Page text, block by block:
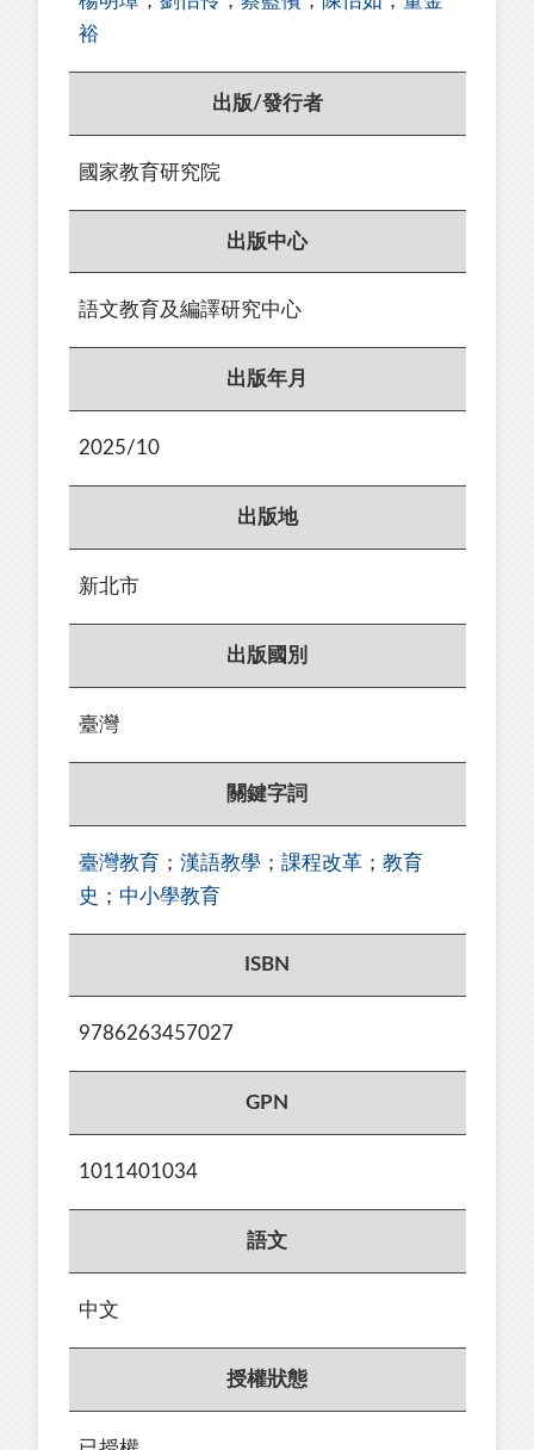
裕
出版/發行者
國家教育研究院
出版中心
語文教育及編譯研究中心
出版年月
2025/10
出版地
新北市
出版國別
臺灣
關鍵字詞
臺灣教育 ； 漢語教學 ； 課程改革 ； 教育
史 ； 中小學教育
ISBN
9786263457027
GPN
1011401034
語文
中文
授權狀態